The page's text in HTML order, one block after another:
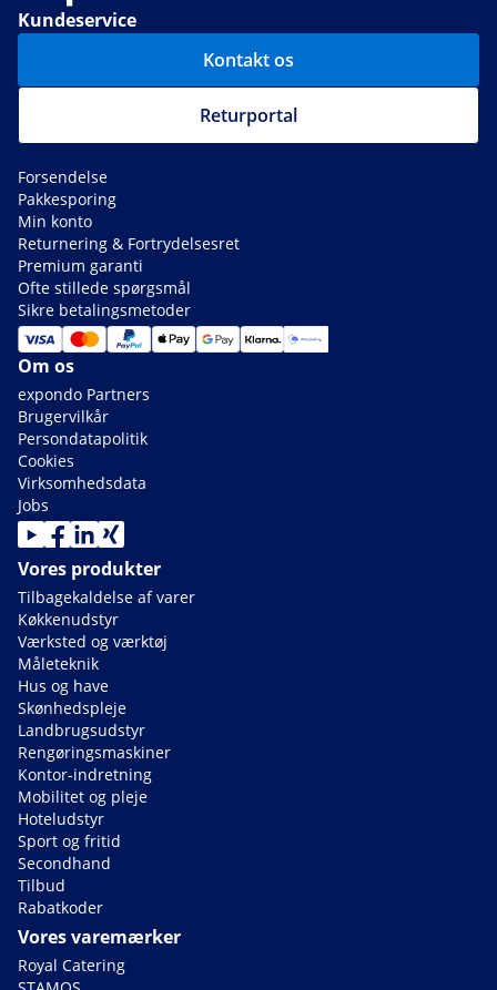
Kundeservice
Kontakt os
Returportal
Forsendelse
Pakkesporing
Min konto
Returnering & Fortrydelsesret
Premium garanti
Ofte stillede spørgsmål
Sikre betalingsmetoder
Om os
expondo Partners
Brugervilkår
Persondatapolitik
Cookies
Virksomhedsdata
Jobs
Vores produkter
Tilbagekaldelse af varer
Køkkenudstyr
Værksted og værktøj
Måleteknik
Hus og have
Skønhedspleje
Landbrugsudstyr
Rengøringsmaskiner
Kontor-indretning
Mobilitet og pleje
Hoteludstyr
Sport og fritid
Secondhand
Tilbud
Rabatkoder
Vores varemærker
Royal Catering